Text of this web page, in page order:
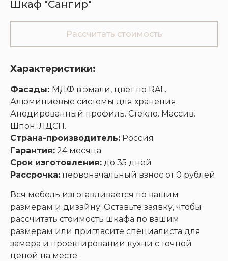
Шкаф "Сангир"
Рассчитать стоимость
Характеристики:
Фасады: МДФ в эмали, цвет по RAL.
Алюминиевые системы для хранения.
Анодированный профиль. Стекло. Массив.
Шпон. ЛДСП.
Страна-производитель: Россия
Гарантия: 24 месяца
Срок изготовления: до 35 дней
Рассрочка: первоначальный взнос от 0 рублей
Вся мебель изготавливается по вашим
размерам и дизайну. Оставьте заявку, чтобы
рассчитать стоимость шкафа по вашим
размерам или пригласите специалиста для
замера и проектировании кухни с точной
ценой на месте.